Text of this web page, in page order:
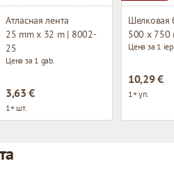
Атласная лента
25 mm x 32 m | 8002-
25
Цена за 1 gab.
3,63 €
1+ шт.
Шелковая
500 x 750
Цена за 1
10,29 €
1+ уп.